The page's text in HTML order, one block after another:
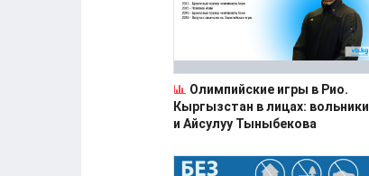
Олимпийские игры в Рио.
Кыргызстан в лицах: вольники
и Айсулуу Тыныбекова